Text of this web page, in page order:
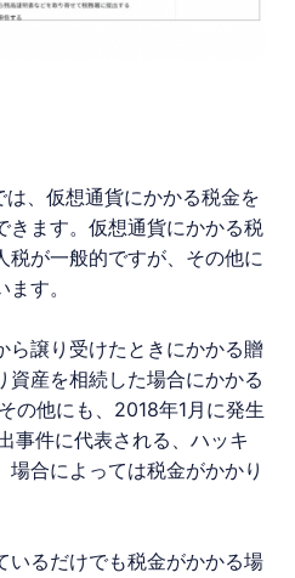
、仮想通貨にかかる税金を
きます。仮想通貨にかかる税
税が一般的ですが、その他に
す。
ら譲り受けたときにかかる贈
資産を相続した場合にかかる
の他にも、2018年1月に発生
事件に代表される、ハッキ
場合によっては税金がかかり
いるだけでも税金がかかる場